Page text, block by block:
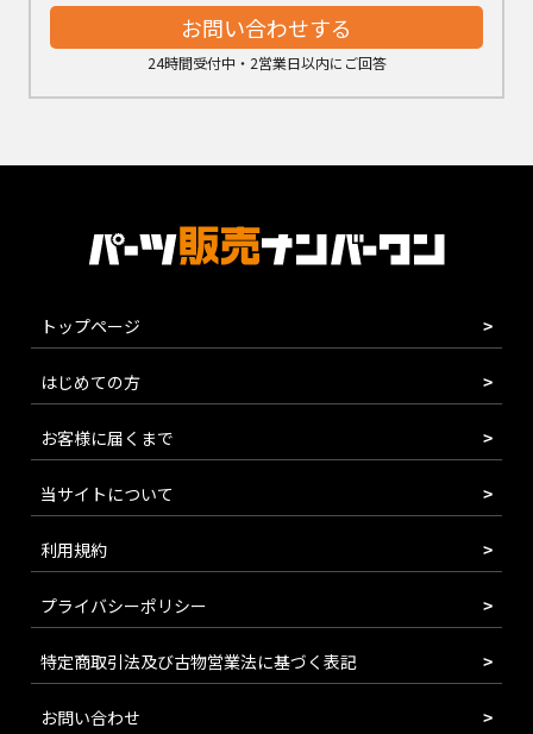
お問い合わせする
24時間受付中・2営業日以内にご回答
トップページ
はじめての方
お客様に届くまで
当サイトについて
利用規約
プライバシーポリシー
特定商取引法及び古物営業法に基づく表記
お問い合わせ